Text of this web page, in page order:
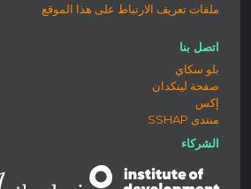
ملفات تعريف الارتباط على هذا الموقع
اتصل بنا
بلو سكاي
صفحة لينكدان
إكس
منتدى SSHAP
الشركاء